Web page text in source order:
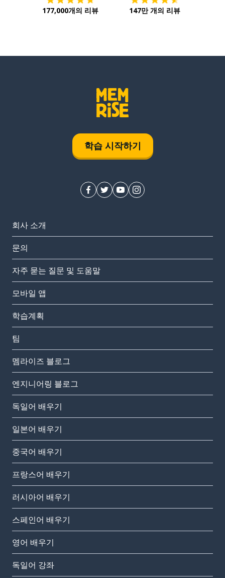
177,000개의 리뷰 147만 개의 리뷰
학습 시작하기
회사 소개
문의
자주 묻는 질문 및 도움말
모바일 앱
학습계획
팀
멤라이즈 블로그
엔지니어링 블로그
독일어 배우기
일본어 배우기
중국어 배우기
프랑스어 배우기
러시아어 배우기
스페인어 배우기
영어 배우기
독일어 강좌